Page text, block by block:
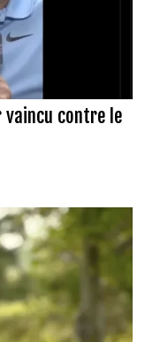
vaincu contre le